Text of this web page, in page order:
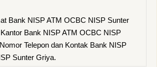
Bank NISP ATM OCBC NISP Sunter
Bank NISP ATM OCBC NISP
Telepon dan Kontak Bank NISP
Sunter Griya.